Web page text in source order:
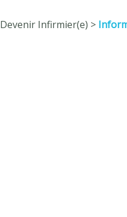
Infirmier(e) >